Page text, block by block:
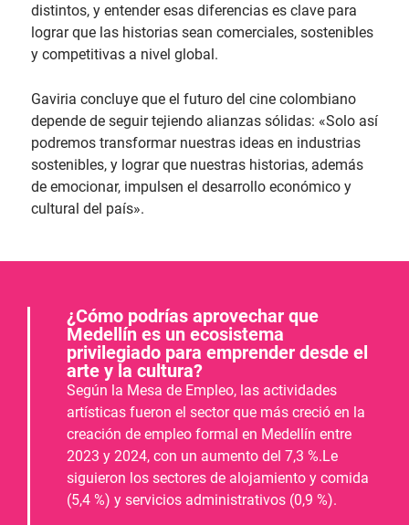
distintos, y entender esas diferencias es clave para
lograr que las historias sean comerciales, sostenibles
y competitivas a nivel global.
Gaviria concluye que el futuro del cine colombiano
depende de seguir tejiendo alianzas sólidas: «Solo así
podremos transformar nuestras ideas en industrias
sostenibles, y lograr que nuestras historias, además
de emocionar, impulsen el desarrollo económico y
cultural del país».
¿Cómo podrías aprovechar que
Medellín es un ecosistema
privilegiado para emprender desde el
arte y la cultura?
Según la Mesa de Empleo, las actividades
artísticas fueron el sector que más creció en la
creación de empleo formal en Medellín entre
2023 y 2024, con un aumento del 7,3 %.Le
siguieron los sectores de alojamiento y comida
(5,4 %) y servicios administrativos (0,9 %).